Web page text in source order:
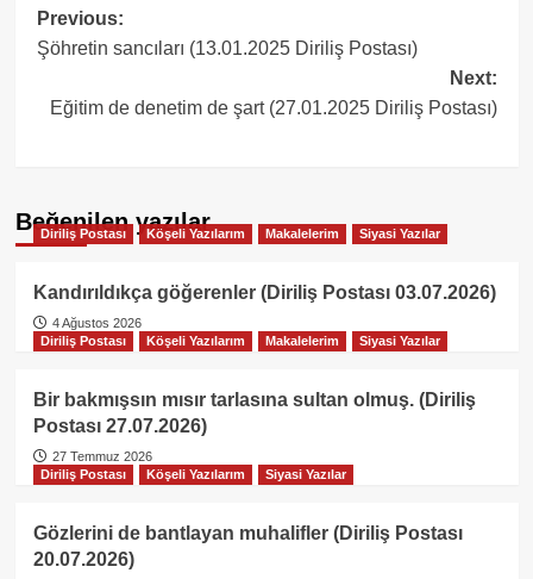
Post
navigation
Previous:
Şöhretin sancıları (13.01.2025 Diriliş Postası)
Next:
Eğitim de denetim de şart (27.01.2025 Diriliş Postası)
Beğenilen yazılar
Diriliş Postası Köşeli Yazılarım Makalelerim Siyasi Yazılar
Kandırıldıkça göğerenler (Diriliş Postası 03.07.2026)
4 Ağustos 2026
Diriliş Postası
Köşeli Yazılarım Makalelerim Siyasi Yazılar
Bir bakmışsın mısır tarlasına sultan olmuş. (Diriliş
Postası 27.07.2026)
27 Temmuz 2026
Diriliş Postası
Köşeli Yazılarım Siyasi Yazılar
Gözlerini de bantlayan muhalifler (Diriliş Postası
20.07.2026)